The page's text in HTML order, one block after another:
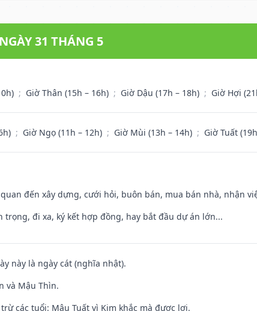
31 THÁNG 5
; Giờ Thân (15h – 16h) ; Giờ Dậu (17h – 18h) ; Giờ Hợi
; Giờ Ngọ (11h – 12h) ; Giờ Mùi (13h – 14h) ; Giờ Tuất
đến xây dựng, cưới hỏi, buôn bán, mua bán nhà, nhận
trọng, đi xa, ký kết hợp đồng, hay bắt đầu dự án lớn...
này là ngày cát (nghĩa nhật).
và Mậu Thìn.
các tuổi: Mậu Tuất vì Kim khắc mà được lợi.